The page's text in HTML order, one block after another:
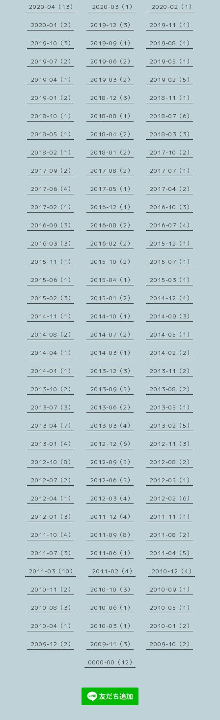
2020-04（13） 2020-03（1） 2020-02（1）
2020-01（2） 2019-12（3） 2019-11（1）
2019-10（3） 2019-09（1） 2019-08（1）
2019-07（2） 2019-06（2） 2019-05（1）
2019-04（1） 2019-03（2） 2019-02（5）
2019-01（2） 2018-12（3） 2018-11（1）
2018-10（1） 2018-08（1） 2018-07（6）
2018-05（1） 2018-04（2） 2018-03（3）
2018-02（1） 2018-01（2） 2017-10（2）
2017-09（2） 2017-08（2） 2017-07（1）
2017-06（4） 2017-05（1） 2017-04（2）
2017-02（1） 2016-12（1） 2016-10（3）
2016-09（3） 2016-08（2） 2016-07（4）
2016-03（3） 2016-02（2） 2015-12（1）
2015-11（1） 2015-10（2） 2015-07（1）
2015-06（1） 2015-04（1） 2015-03（1）
2015-02（3） 2015-01（2） 2014-12（4）
2014-11（1） 2014-10（1） 2014-09（3）
2014-08（2） 2014-07（2） 2014-05（1）
2014-04（1） 2014-03（1） 2014-02（2）
2014-01（1） 2013-12（3） 2013-11（2）
2013-10（2） 2013-09（5） 2013-08（2）
2013-07（3） 2013-06（2） 2013-05（1）
2013-04（7） 2013-03（4） 2013-02（5）
2013-01（4） 2012-12（6） 2012-11（3）
2012-10（8） 2012-09（5） 2012-08（2）
2012-07（2） 2012-06（5） 2012-05（1）
2012-04（1） 2012-03（4） 2012-02（6）
2012-01（3） 2011-12（4） 2011-11（1）
2011-10（4） 2011-09（8） 2011-08（2）
2011-07（3） 2011-06（1） 2011-04（5）
2011-03（10） 2011-02（4） 2010-12（4）
2010-11（2） 2010-10（3） 2010-09（1）
2010-08（3） 2010-06（1） 2010-05（1）
2010-04（1） 2010-03（1） 2010-01（2）
2009-12（2） 2009-11（3） 2009-10（2）
0000-00（12）